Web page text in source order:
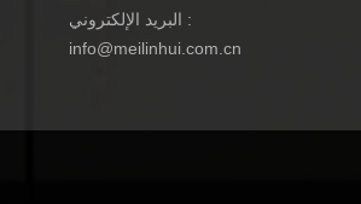
البريد الإلكتروني :
info@meilinhui.com.cn